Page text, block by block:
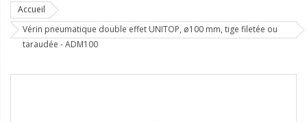
Accueil
Vérin pneumatique double effet UNITOP, ø100 mm, tige filetée ou
taraudée - ADM100